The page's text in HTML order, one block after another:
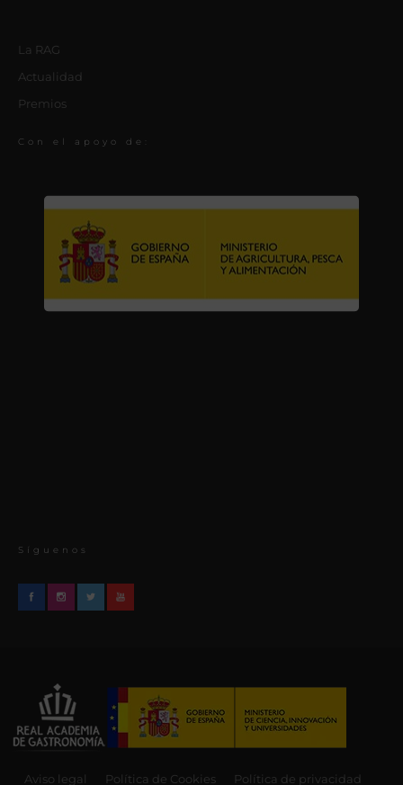
La RAG
Actualidad
Premios
Con el apoyo de:
Síguenos
Aviso legal Política de Cookies Política de privacidad